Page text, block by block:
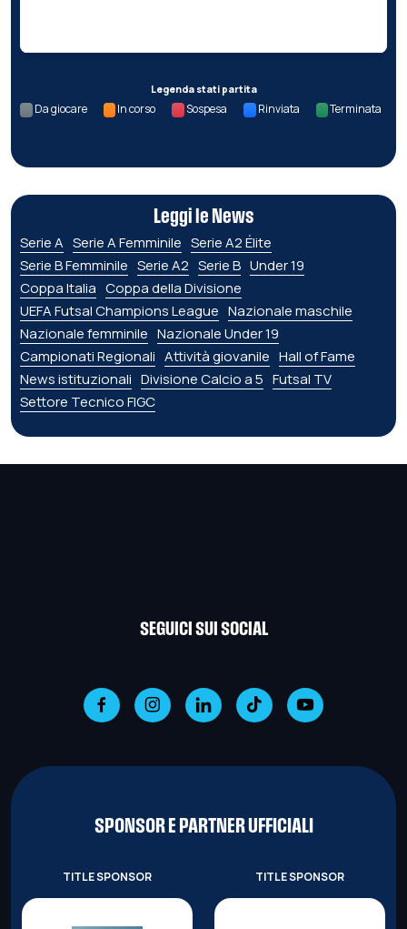
Legenda stati partita
Da giocare In corso Sospesa Rinviata Terminata
Leggi le News
Serie A Serie A Femminile Serie A2 Élite
Serie B Femminile Serie A2 Serie B Under 19
Coppa Italia Coppa della Divisione
UEFA Futsal Champions League Nazionale maschile
Nazionale femminile Nazionale Under 19
Campionati Regionali Attività giovanile Hall of Fame
News istituzionali Divisione Calcio a 5 Futsal TV
Settore Tecnico FIGC
SEGUICI SUI SOCIAL
SPONSOR E PARTNER UFFICIALI
TITLE SPONSOR TITLE SPONSOR